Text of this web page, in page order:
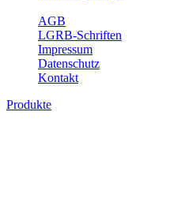
AGB
LGRB-Schriften
Impressum
Datenschutz
Kontakt
Produkte